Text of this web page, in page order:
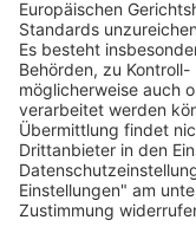
für Sie bis zum
Höchstgebot.